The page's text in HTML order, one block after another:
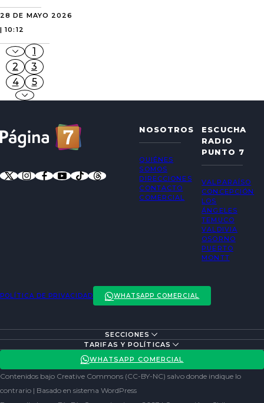
28 DE MAYO 2026
| 10:12
1
2
3
4
5
NOSOTROS
QUIÉNES
SOMOS
DIRECCIONES
CONTACTO
COMERCIAL
ESCUCHA
RADIO
PUNTO 7
VALPARAÍSO
CONCEPCIÓN
LOS
ÁNGELES
TEMUCO
VALDIVIA
OSORNO
PUERTO
MONTT
POLÍTICA DE PRIVACIDAD WHATSAPP COMERCIAL
SECCIONES
ACTUALIDAD
REDES SOCIALES
TARIFAS Y POLÍTICAS
POLÍTICA DE PRIVACIDAD
WHATSAPP COMERCIAL
Contenidos bajo Creative Commons (CC-BY-NC) salvo donde indique lo
contrario | Basado en sistema WordPress